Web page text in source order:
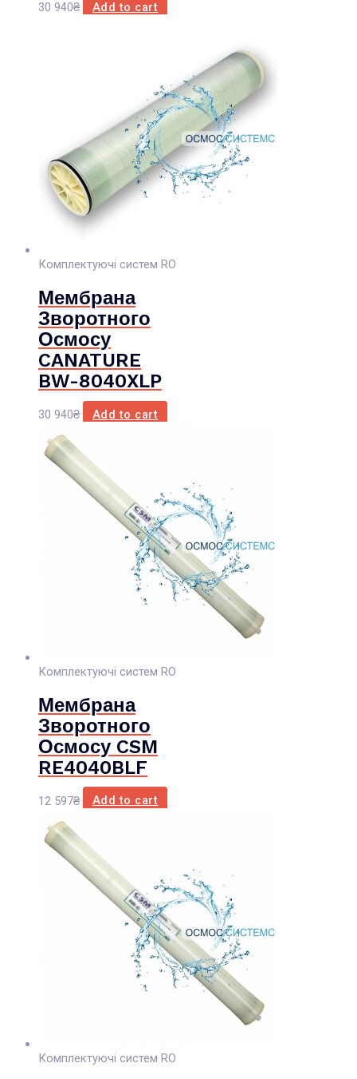
30 940₴ Add to cart
Комплектуючі систем RO
Мембрана
Зворотного
Осмосу
CANATURE
BW-8040XLP
30 940₴ Add to cart
Комплектуючі систем RO
Мембрана
Зворотного
Осмосу CSM
RE4040BLF
12 597₴ Add to cart
Комплектуючі систем RO